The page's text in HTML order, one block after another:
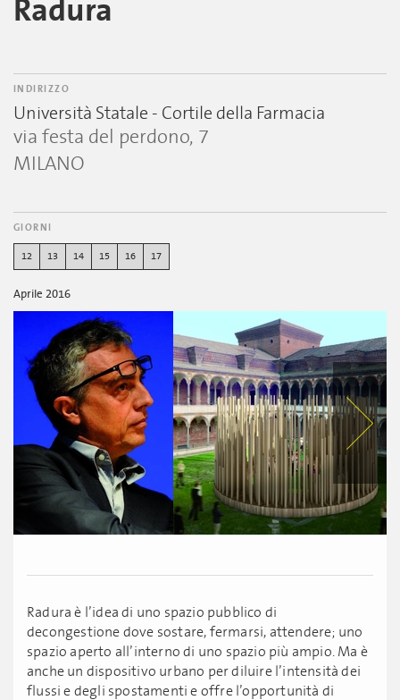
Radura
INDIRIZZO
Università Statale - Cortile della Farmacia
via festa del perdono, 7
MILANO
GIORNI
12 13 14 15 16 17
Aprile 2016
Radura è l’idea di uno spazio pubblico di
decongestione dove sostare, fermarsi, attendere; uno
spazio aperto all’interno di uno spazio più ampio. Ma è
anche un dispositivo urbano per diluire l’intensità dei
flussi e degli spostamenti e offre l’opportunità di